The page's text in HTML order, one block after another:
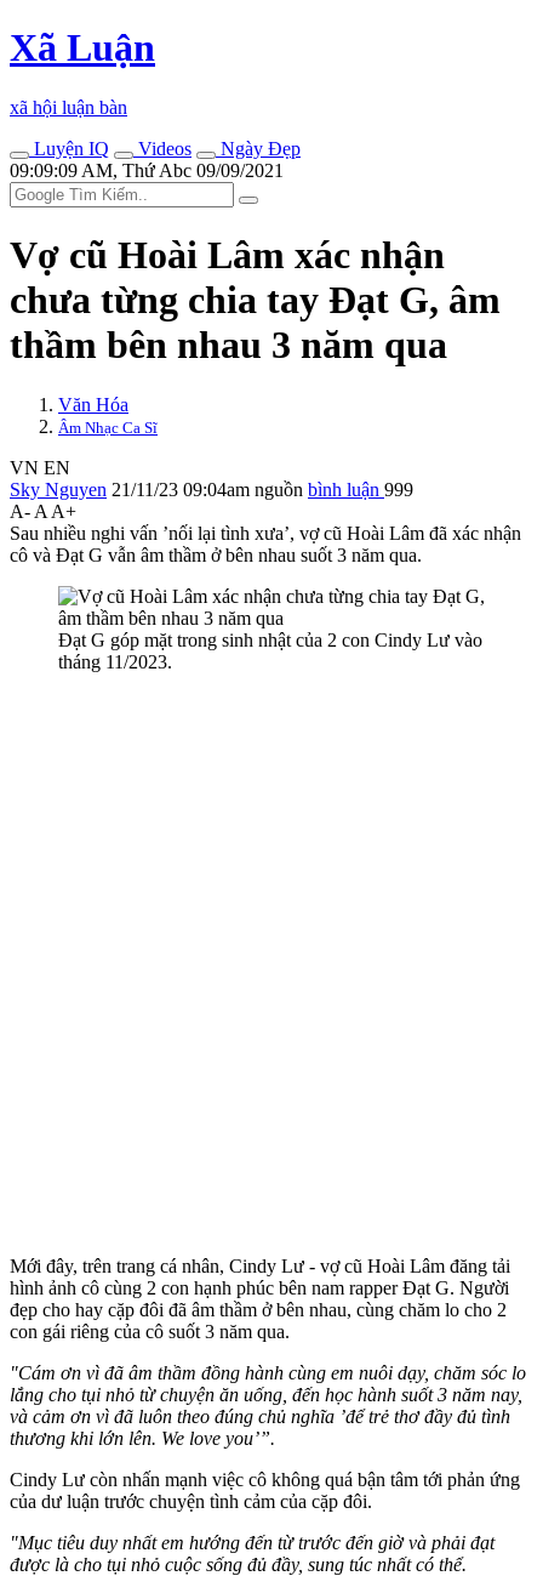
Xã Luận
xã hội luận bàn
Luyện IQ
Videos
Ngày Đẹp
09:09:09 AM, Thứ Abc 09/09/2021
Vợ cũ Hoài Lâm xác nhận
chưa từng chia tay Đạt G, âm
thầm bên nhau 3 năm qua
Văn Hóa
Âm Nhạc Ca Sĩ
VN EN
Sky Nguyen 21/11/23 09:04am nguồn bình luận 999
A- A A+
Sau nhiều nghi vấn ’nối lại tình xưa’, vợ cũ Hoài Lâm đã xác nhận
cô và Đạt G vẫn âm thầm ở bên nhau suốt 3 năm qua.
Đạt G góp mặt trong sinh nhật của 2 con Cindy Lư vào
tháng 11/2023.
Mới đây, trên trang cá nhân, Cindy Lư - vợ cũ Hoài Lâm đăng tải
hình ảnh cô cùng 2 con hạnh phúc bên nam rapper Đạt G. Người
đẹp cho hay cặp đôi đã âm thầm ở bên nhau, cùng chăm lo cho 2
con gái riêng của cô suốt 3 năm qua.
"Cám ơn vì đã âm thầm đồng hành cùng em nuôi dạy, chăm sóc lo
lắng cho tụi nhỏ từ chuyện ăn uống, đến học hành suốt 3 năm nay,
và cảm ơn vì đã luôn theo đúng chủ nghĩa ’để trẻ thơ đầy đủ tình
thương khi lớn lên. We love you’”.
Cindy Lư còn nhấn mạnh việc cô không quá bận tâm tới phản ứng
của dư luận trước chu‌yện tìn‌h cảm của cặp đôi.
"Mục tiêu duy nhất em hướng đến từ trước đến giờ và phải đạt
được là cho tụi nhỏ cuộc sống đủ đầy, sung túc nhất có thể.